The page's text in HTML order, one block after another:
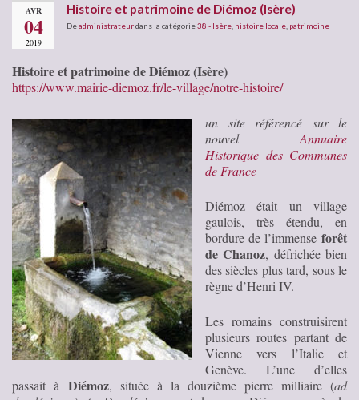
AVR
04
2019
Histoire et patrimoine de Diémoz (Isère)
Deadministrateurdans la catégorie38 - Isère histoire locale patrimoine
Histoire et patrimoine de Diémoz (Isère)
https://www.mairie-diemoz.fr/le-village/notre-histoire/
un site référencé sur le
nouvel Annuaire
Historique des Communes
de France
Diémoz était un village
gaulois, très étendu, en
bordure de l’immense forêt
de Chanoz, défrichée bien
des siècles plus tard, sous le
règne d’Henri IV.
Les romains construisirent
plusieurs routes partant de
Vienne vers l’Italie et
Genève. L’une d’elles
passait à Diémoz, située à la douzième pierre milliaire (ad